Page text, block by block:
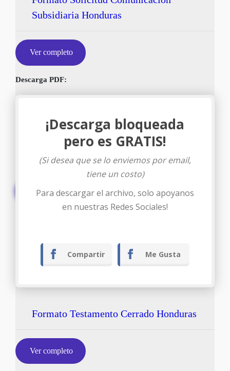
Subsidiaria Honduras
Ver completo
Descarga PDF:
Descargar
¡Descarga bloqueada
pero es GRATIS!
(Si desea que se lo enviemos por email,
tiene un costo)
Para descargar el archivo, solo apoyanos
en nuestras Redes Sociales!
Compartir Me Gusta
Formato Testamento Cerrado Honduras
Ver completo